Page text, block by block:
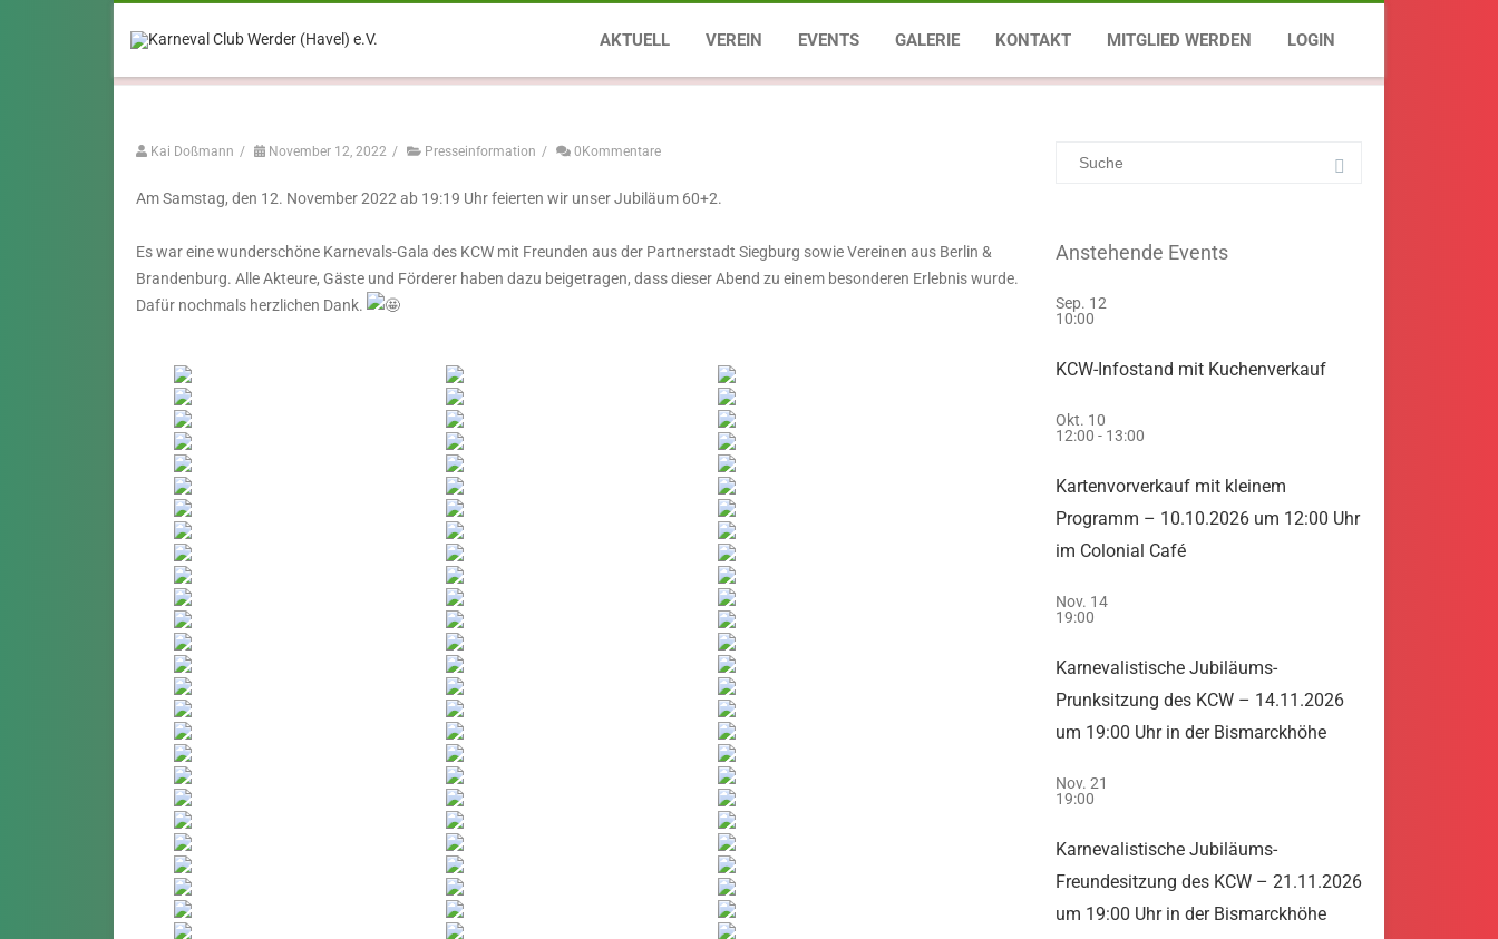
AKTUELL VEREIN EVENTS GALERIE KONTAKT MITGLIED WERDEN LOGIN
I. Jubiläumsgala mit Freunden aus Siegburg sowie
Berlin & Brandenburg
I. Jubiläumsgala mit Freunden aus Siegburg sowie Berlin & Brandenburg
Kai Doßmann / November 12, 2022 / Presseinformation / 0Kommentare
Am Samstag, den 12. November 2022 ab 19:19 Uhr feierten wir unser Jubiläum 60+2.
Es war eine wunderschöne Karnevals-Gala des KCW mit Freunden aus der Partnerstadt Siegburg sowie Vereinen aus Berlin &
Brandenburg. Alle Akteure, Gäste und Förderer haben dazu beigetragen, dass dieser Abend zu einem besonderen Erlebnis wurde.
Dafür nochmals herzlichen Dank.
Anstehende Events
Sep. 12
10:00
KCW-Infostand mit Kuchenverkauf
Okt. 10
12:00 - 13:00
Kartenvorverkauf mit kleinem
Programm – 10.10.2026 um 12:00 Uhr
im Colonial Café
Nov. 14
19:00
Karnevalistische Jubiläums-
Prunksitzung des KCW – 14.11.2026
um 19:00 Uhr in der Bismarckhöhe
Nov. 21
19:00
Karnevalistische Jubiläums-
Freundesitzung des KCW – 21.11.2026
um 19:00 Uhr in der Bismarckhöhe